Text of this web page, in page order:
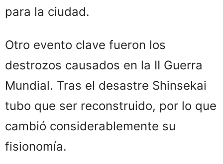
para la ciudad.
Otro evento clave fueron los
destrozos causados en la II Guerra
Mundial. Tras el desastre Shinsekai
tubo que ser reconstruido, por lo que
cambió considerablemente su
fisionomía.